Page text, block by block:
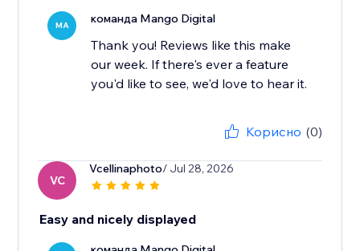
MA команда Mango Digital
Thank you! Reviews like this make
our week. If there's ever a feature
you'd like to see, we'd love to hear it.
Корисно (0)
VC
Vcellinaphoto/ Jul 28, 2026
Easy and nicely displayed